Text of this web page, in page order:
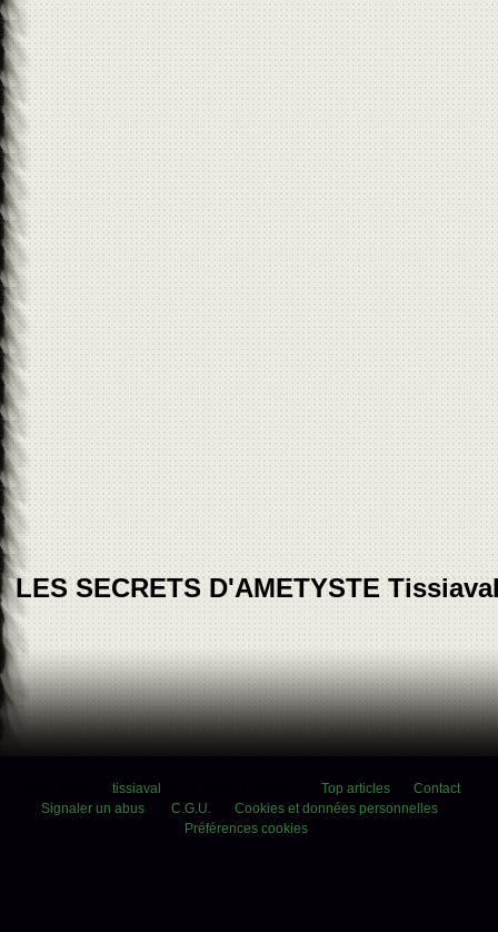
LES SECRETS D'AMETYSTE
tissiaval Top articles
Contact
Signaler un abus
C.G.U.
Cookies et données personnelles
Préférences cookies